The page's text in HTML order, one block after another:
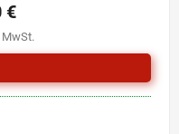
MwSt.
€